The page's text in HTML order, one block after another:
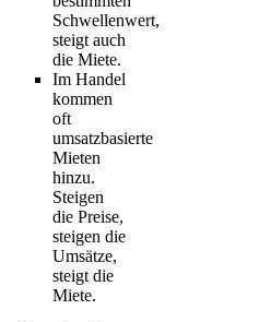
Schwellenwert,
steigt auch
die Miete.
Im Handel
kommen
oft
umsatzbasierte
Mieten
hinzu.
Steigen
die Preise,
steigen die
Umsätze,
steigt die
Miete.